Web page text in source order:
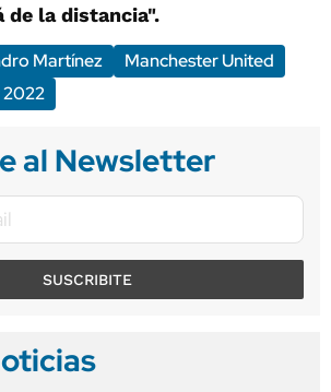
de la distancia".
Martínez
Manchester United
2022
al Newsletter
SUSCRIBITE